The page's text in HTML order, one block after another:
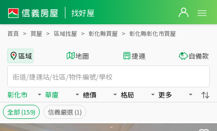
找好屋
彰化縣彰化市買房：華廈房屋物件出售、房價分析
首頁 買屋 區域找屋 彰化縣買屋 彰化縣彰化市買屋
區域 地圖 捷運 自備款
彰化市 華廈 總價 格局 更多
全部(159) 信義嚴選 (1)